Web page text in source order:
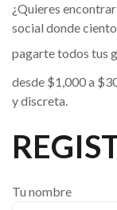
¿Quieres
social donde
pagarte todos tus
desde $1,000 a
y discreta.
Tu nombre